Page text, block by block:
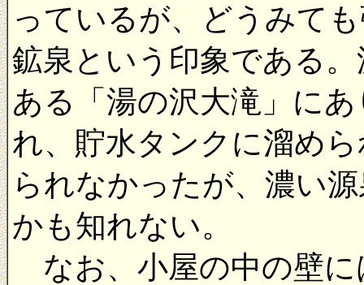
っているが、どうみて
鉱泉という印象である
ある「湯の沢大滝」に
れ、貯水タンクに溜め
られなかったが、濃い
かも知れない。
なお、小屋の中の壁に